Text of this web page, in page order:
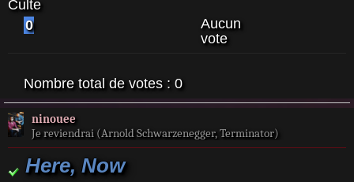
Culte
0
Aucun
vote
Nombre total de votes : 0
ninouee
Je reviendrai (Arnold Schwarzenegger, Terminator)
Here, Now